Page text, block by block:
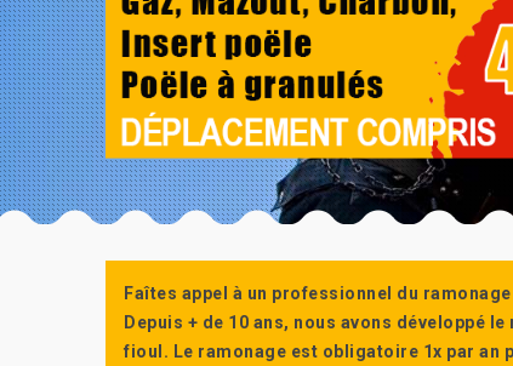
Faîtes appel à un professionnel du
Depuis + de 10 ans, nous avons développé
fioul. Le ramonage est obligatoire 1x par an